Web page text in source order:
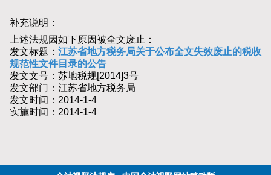
补充说明：
上述法规因如下原因被全文废止：
发文标题： 江苏省地方税务局关于公布全文失效废止的税收
规范性文件目录的公告
发文文号：苏地税规[2014]3号
发文部门：江苏省地方税务局
发文时间：2014-1-4
实施时间：2014-1-4